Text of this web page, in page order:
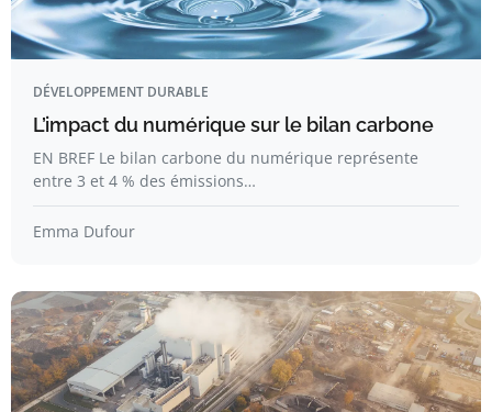
DÉVELOPPEMENT DURABLE
L’impact du numérique sur le bilan carbone
EN BREF Le bilan carbone du numérique représente
entre 3 et 4 % des émissions…
Emma Dufour